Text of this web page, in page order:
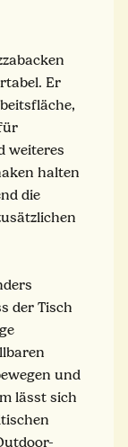
Er
weiteres
halten
die
der Tisch
und
lässt sich